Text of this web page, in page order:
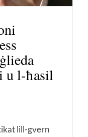
u l-ħasil
lill-gvern